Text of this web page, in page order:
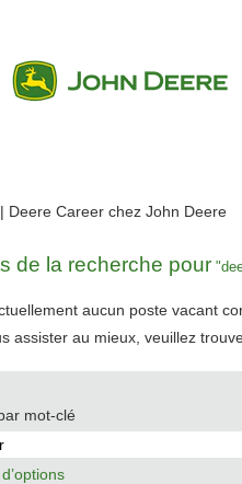
| Deere Career chez John Deere
de la recherche pour
aucun poste vacant
assister au mieux, veuillez
mot-clé